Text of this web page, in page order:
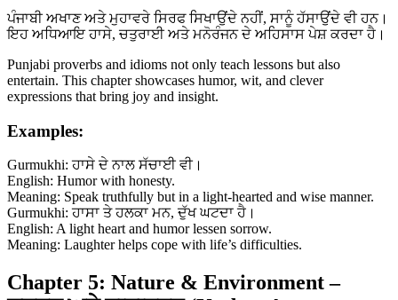
ਪੰਜਾਬੀ ਅਖਾਣ ਅਤੇ ਮੁਹਾਵਰੇ ਸਿਰਫ ਸਿਖਾਉਂਦੇ ਨਹੀਂ, ਸਾਨੂੰ ਹੱਸਾਉਂਦੇ ਵੀ ਹਨ।
ਇਹ ਅਧਿਆਇ ਹਾਸੇ, ਚਤੁਰਾਈ ਅਤੇ ਮਨੋਰੰਜਨ ਦੇ ਅਹਿਸਾਸ ਪੇਸ਼ ਕਰਦਾ ਹੈ।
Punjabi proverbs and idioms not only teach lessons but also
entertain. This chapter showcases humor, wit, and clever
expressions that bring joy and insight.
Examples:
Gurmukhi: ਹਾਸੇ ਦੇ ਨਾਲ ਸੱਚਾਈ ਵੀ।
English: Humor with honesty.
Meaning: Speak truthfully but in a light-hearted and wise manner.
Gurmukhi: ਹਾਸਾ ਤੇ ਹਲਕਾ ਮਨ, ਦੁੱਖ ਘਟਦਾ ਹੈ।
English: A light heart and humor lessen sorrow.
Meaning: Laughter helps cope with life’s difficulties.
Chapter 5: Nature & Environment –